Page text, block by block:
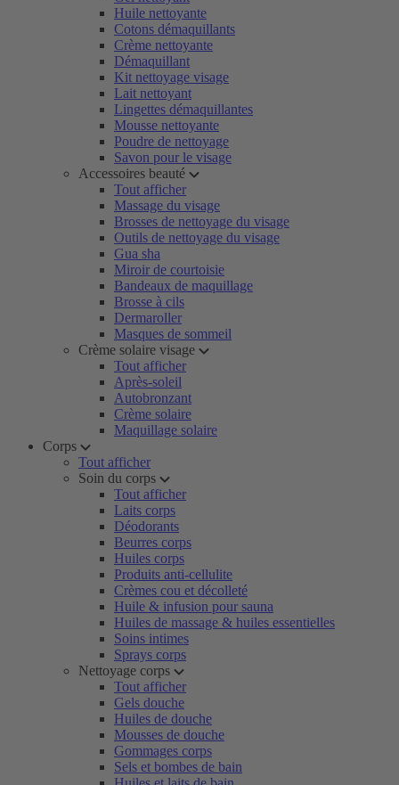
Huile nettoyante
Cotons démaquillants
Crème nettoyante
Démaquillant
Kit nettoyage visage
Lait nettoyant
Lingettes démaquillantes
Mousse nettoyante
Poudre de nettoyage
Savon pour le visage
Accessoires beauté
Tout afficher
Massage du visage
Brosses de nettoyage du visage
Outils de nettoyage du visage
Gua sha
Miroir de courtoisie
Bandeaux de maquillage
Brosse à cils
Dermaroller
Masques de sommeil
Crème solaire visage
Tout afficher
Après-soleil
Autobronzant
Crème solaire
Maquillage solaire
Corps
Tout afficher
Soin du corps
Tout afficher
Laits corps
Déodorants
Beurres corps
Huiles corps
Produits anti-cellulite
Crèmes cou et décolleté
Huile & infusion pour sauna
Huiles de massage & huiles essentielles
Soins intimes
Sprays corps
Nettoyage corps
Tout afficher
Gels douche
Huiles de douche
Mousses de douche
Gommages corps
Sels et bombes de bain